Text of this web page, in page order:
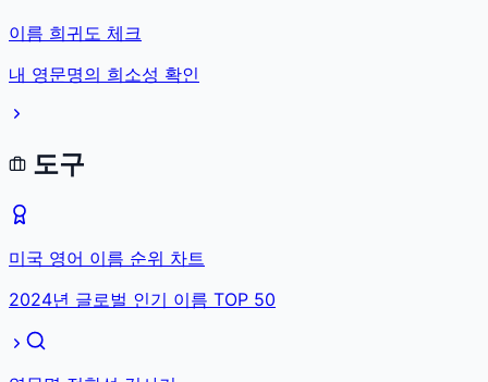
이름 희귀도 체크
내 영문명의 희소성 확인
도구
미국 영어 이름 순위 차트
2024년 글로벌 인기 이름 TOP 50